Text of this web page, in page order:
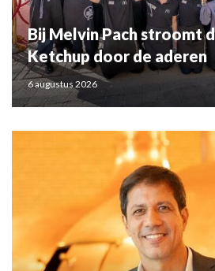
Bij Melvin Pach stroomt
Ketchup door de aderen
6 augustus 2026